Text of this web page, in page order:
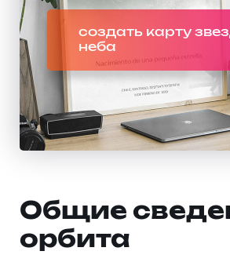
создать карту
неба
Общие
орбита